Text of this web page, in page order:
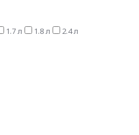
1.7 л 1.8 л
2.4 л